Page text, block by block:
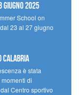
giugno 2025
School on
23 al 27 giugno
Calabria
è stata
di
Centro sportivo